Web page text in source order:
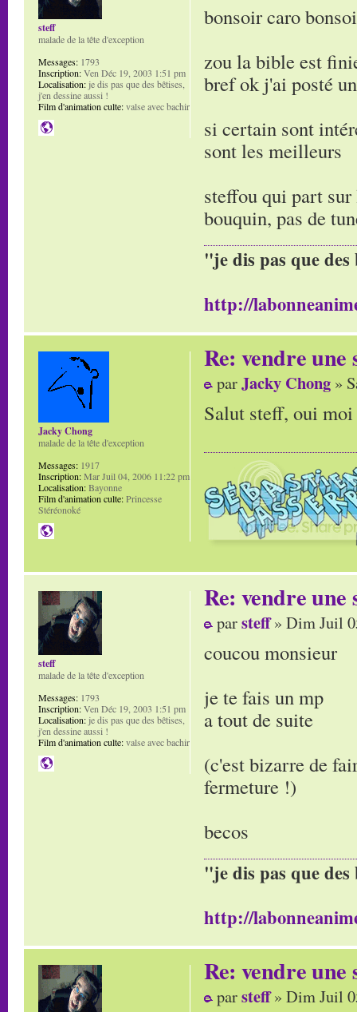
bonsoir caro
zou la bible est
bref ok j'ai posté
si certain sont
sont les meilleurs
steffou qui part
bouquin, pas de
"je dis pas que
http://
steff
malade de la tête d'exception
Messages: 1793
Inscription:Ven Déc 19, 2003 1:51 pm
Localisation:je dis pas que des bêtises,
j'en dessine aussi !
Film d'animation culte:valse avec bachir
Re: vendre une
parJacky Chong »
Salut steff, oui
Jacky Chong
malade de la tête d'exception
Messages: 1917
Inscription:Mar Juil 04, 2006 11:22 pm
Localisation:Bayonne
Film d'animation culte:Princesse
Stéréonoké
Re: vendre une
parsteff» Dim Juil
coucou monsieur
je te fais un mp
a tout de suite
(c'est bizarre de
fermeture !)
becos
"je dis pas que
http://
steff
malade de la tête d'exception
Messages: 1793
Inscription:Ven Déc 19, 2003 1:51 pm
Localisation:je dis pas que des bêtises,
j'en dessine aussi !
Film d'animation culte:valse avec bachir
Re: vendre une
parsteff» Dim Juil